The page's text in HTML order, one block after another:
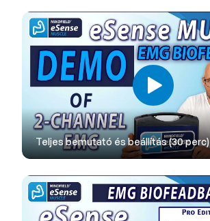
Teljes bemutató és beállítás (30 perc)